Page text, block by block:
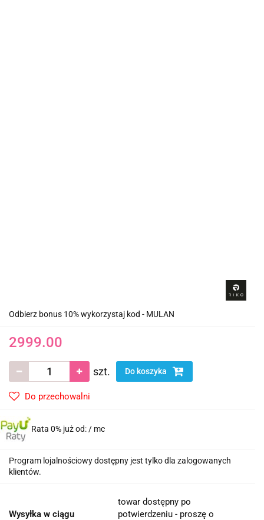
Odbierz bonus 10% wykorzystaj kod - MULAN
2999.00
szt. Do koszyka
Do przechowalni
Rata 0% już od:/ mc
Program lojalnościowy dostępny jest tylko dla zalogowanych
klientów.
Wysyłka w ciągu
towar dostępny po
potwierdzeniu - proszę o